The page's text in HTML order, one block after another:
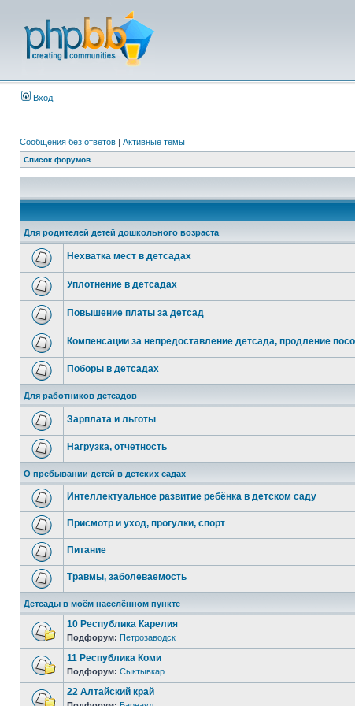
Вход
Сообщения без ответов | Активные темы
Список форумов
Для родителей детей дошкольного возраста
Нехватка мест в детсадах
Уплотнение в детсадах
Повышение платы за детсад
Компенсации за непредоставление детсада, продление
Поборы в детсадах
Для работников детсадов
Зарплата и льготы
Нагрузка, отчетность
О пребывании детей в детских садах
Интеллектуальное развитие ребёнка в детском саду
Присмотр и уход, прогулки, спорт
Питание
Травмы, заболеваемость
Детсады в моём населённом пункте
10 Республика Карелия
Подфорум: Петрозаводск
11 Республика Коми
Подфорум: Сыктывкар
22 Алтайский край